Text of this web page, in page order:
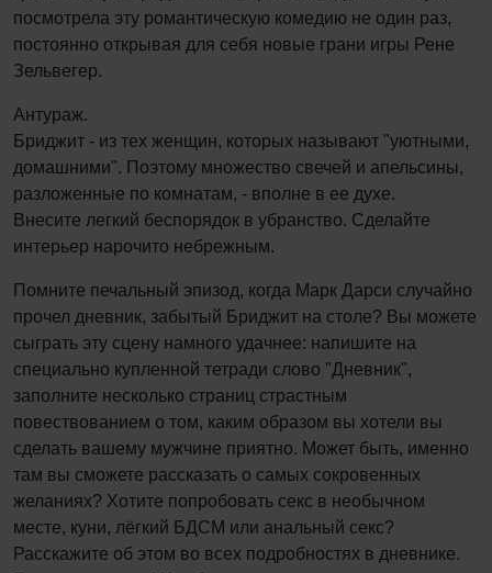
посмотрела эту романтическую комедию не один раз,
постоянно открывая для себя новые грани игры Рене
Зельвегер.
Антураж.
Бриджит - из тех женщин, которых называют "уютными,
домашними". Поэтому множество свечей и апельсины,
разложенные по комнатам, - вполне в ее духе.
Внесите легкий беспорядок в убранство. Сделайте
интерьер нарочито небрежным.
Помните печальный эпизод, когда Марк Дарси случайно
прочел дневник, забытый Бриджит на столе? Вы можете
сыграть эту сцену намного удачнее: напишите на
специально купленной тетради слово "Дневник",
заполните несколько страниц страстным
повествованием о том, каким образом вы хотели вы
сделать вашему мужчине приятно. Может быть, именно
там вы сможете рассказать о самых сокровенных
желаниях? Хотите попробовать секс в необычном
месте, куни, лёгкий БДСМ или анальный секс?
Расскажите об этом во всех подробностях в дневнике.